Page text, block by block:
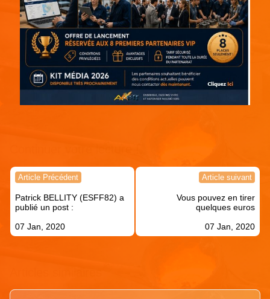
Navigation
l’article
Article Précédent
Patrick BELLITY (ESFF82) a
publié un post :
07 Jan, 2020
Article suivant
Vous pouvez en tirer
quelques euros
07 Jan, 2020